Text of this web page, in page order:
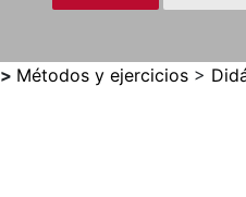
> Métodos y ejercicios >